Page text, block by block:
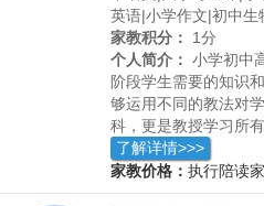
英语|小学作文|初中生
家教积分：
1分
个人简介： 小学初中
阶段学生需要的知识
够运用不同的教法对
科，更是教授学习所
导学生自己探索和学
长期进步。
了解详情>>>
家教价格： 执行陪读